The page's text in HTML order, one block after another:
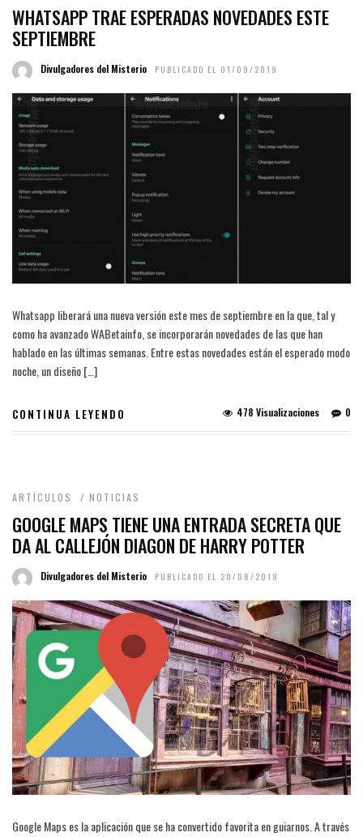
WHATSAPP TRAE ESPERADAS NOVEDADES ESTE
SEPTIEMBRE
Divulgadores del Misterio PUBLICADO EL 01/09/2019
Whatsapp liberará una nueva versión este mes de septiembre en la que, tal y
como ha avanzado WABetainfo, se incorporarán novedades de las que han
hablado en las últimas semanas. Entre estas novedades están el esperado modo
noche, un diseño […]
CONTINUA LEYENDO 0
478 Visualizaciones
ARTÍCULOS / NOTICIAS
GOOGLE MAPS TIENE UNA ENTRADA SECRETA QUE
DA AL CALLEJÓN DIAGON DE HARRY POTTER
Divulgadores del Misterio PUBLICADO EL 20/08/2019
Google Maps es la aplicación que se ha convertido favorita en guiarnos. A través